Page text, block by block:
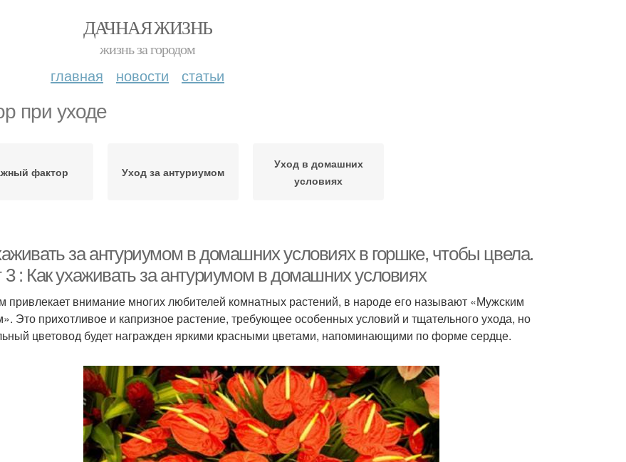
ДАЧНАЯ ЖИЗНЬ
жизнь за городом
главная новости статьи
при уходе
фактор Уход за антуриумом
Уход в домашних
условиях
за антуриумом в домашних условиях в горшке, чтобы цвела.
3 : Как ухаживать за антуриумом в домашних условиях
привлекает внимание многих любителей комнатных растений, в народе его называют «Мужским
Это прихотливое и капризное растение, требующее особенных условий и тщательного ухода, но
цветовод будет награжден яркими красными цветами, напоминающими по форме сердце.